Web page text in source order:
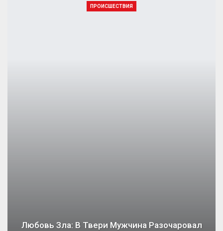
ПРОИСШЕСТВИЯ
Любовь Зла: В Твери Мужчина Разочаровал